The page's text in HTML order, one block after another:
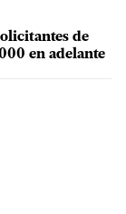
de
en adelante